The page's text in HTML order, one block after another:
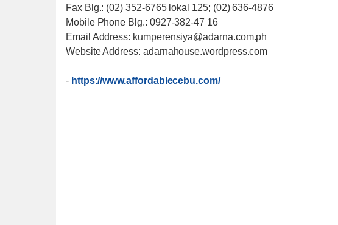
Fax Blg.: (02) 352-6765 lokal 125; (02) 636-4876
Mobile Phone Blg.: 0927-382-47 16
Email Address: kumperensiya@adarna.com.ph
Website Address: adarnahouse.wordpress.com
- https://www.affordablecebu.com/